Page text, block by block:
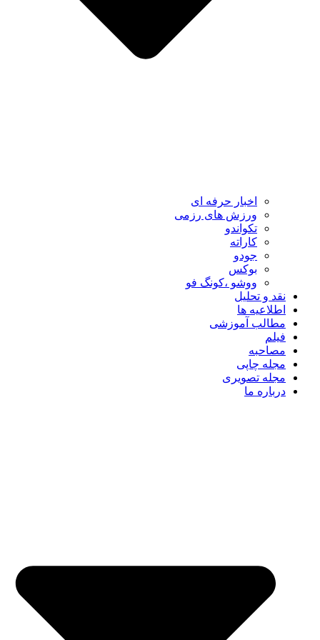
اخبار حرفه ای
ورزش های رزمی
تکواندو
کاراته
جودو
بوکس
ووشو ،کونگ فو
نقد و تحلیل
اطلاعیه ها
مطالب آموزشی
فیلم
مصاحبه
مجله چاپی
مجله تصویری
درباره ما